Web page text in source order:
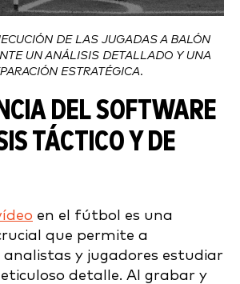
DE LAS JUGADAS A BALÓN
UN ANÁLISIS DETALLADO Y UNA
ESTRATÉGICA.
DEL SOFTWARE
TÁCTICO Y DE
en el fútbol es una
que permite a
y jugadores estudiar
detalle. Al grabar y